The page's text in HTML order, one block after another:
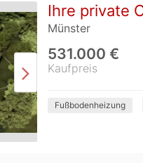
Ihre private
Münster
Kaufpreis
531.000 €
Fußbodenheizung